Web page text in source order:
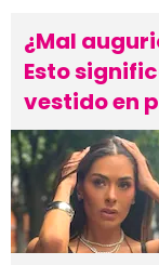
¿Mal
Esto
vestido en